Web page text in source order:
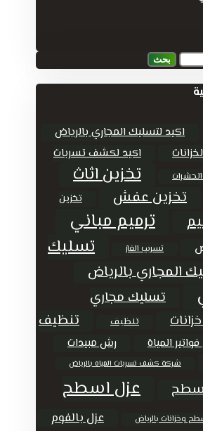
اكيد لتسليك المجاري بالرياض
اكيد لكشف تسربات
تخزين اثاث
تخزين عفش
تخزين
ترميم مباني
تسريب الغاز
تسليك
المجاري بالرياض
تسليك مجاري
تنظيف
تنظيف
المياة رش مبيدات
شركة كشف تسربات المياه بالرياض
عزل اسطح
وخزانات بالرياض عزل بالفوم